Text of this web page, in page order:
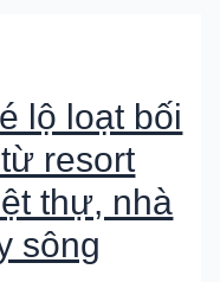
lộ loạt bối
resort
thự, nhà
sông